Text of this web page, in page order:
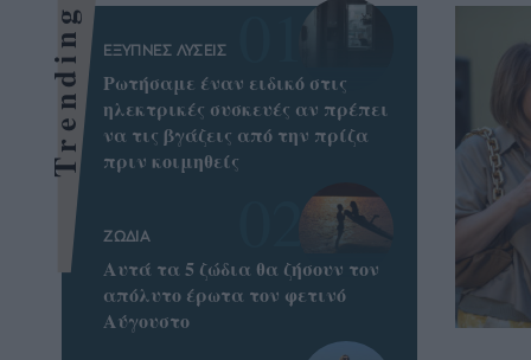
Trending ΕΞΥΠΝΕΣ ΛΥΣΕΙΣ
Ρωτήσαμε έναν ειδικό στις
ηλεκτρικές συσκευές αν πρέπει
να τις βγάζεις από την πρίζα
πριν κοιμηθείς
ΖΩΔΙΑ
Αυτά τα 5 ζώδια θα ζήσουν τον
απόλυτο έρωτα τον φετινό
Αύγουστο